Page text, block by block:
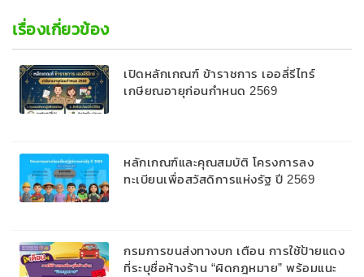
เรื่องเกี่ยวข้อง
เปิดหลักเกณฑ์ ข้าราชการ เออลี่รีไทร์
เกษียณอายุก่อนกำหนด 2569
หลักเกณฑ์และคุณสมบัติ โครงการลง
ทะเบียนเพื่อสวัสดิการแห่งรัฐ ปี 2569
กรมการขนส่งทางบก เตือน การใช้ป้ายแดง
ที่ระบุชื่อห้างร้าน “ผิดกฎหมาย” พร้อมแนะ